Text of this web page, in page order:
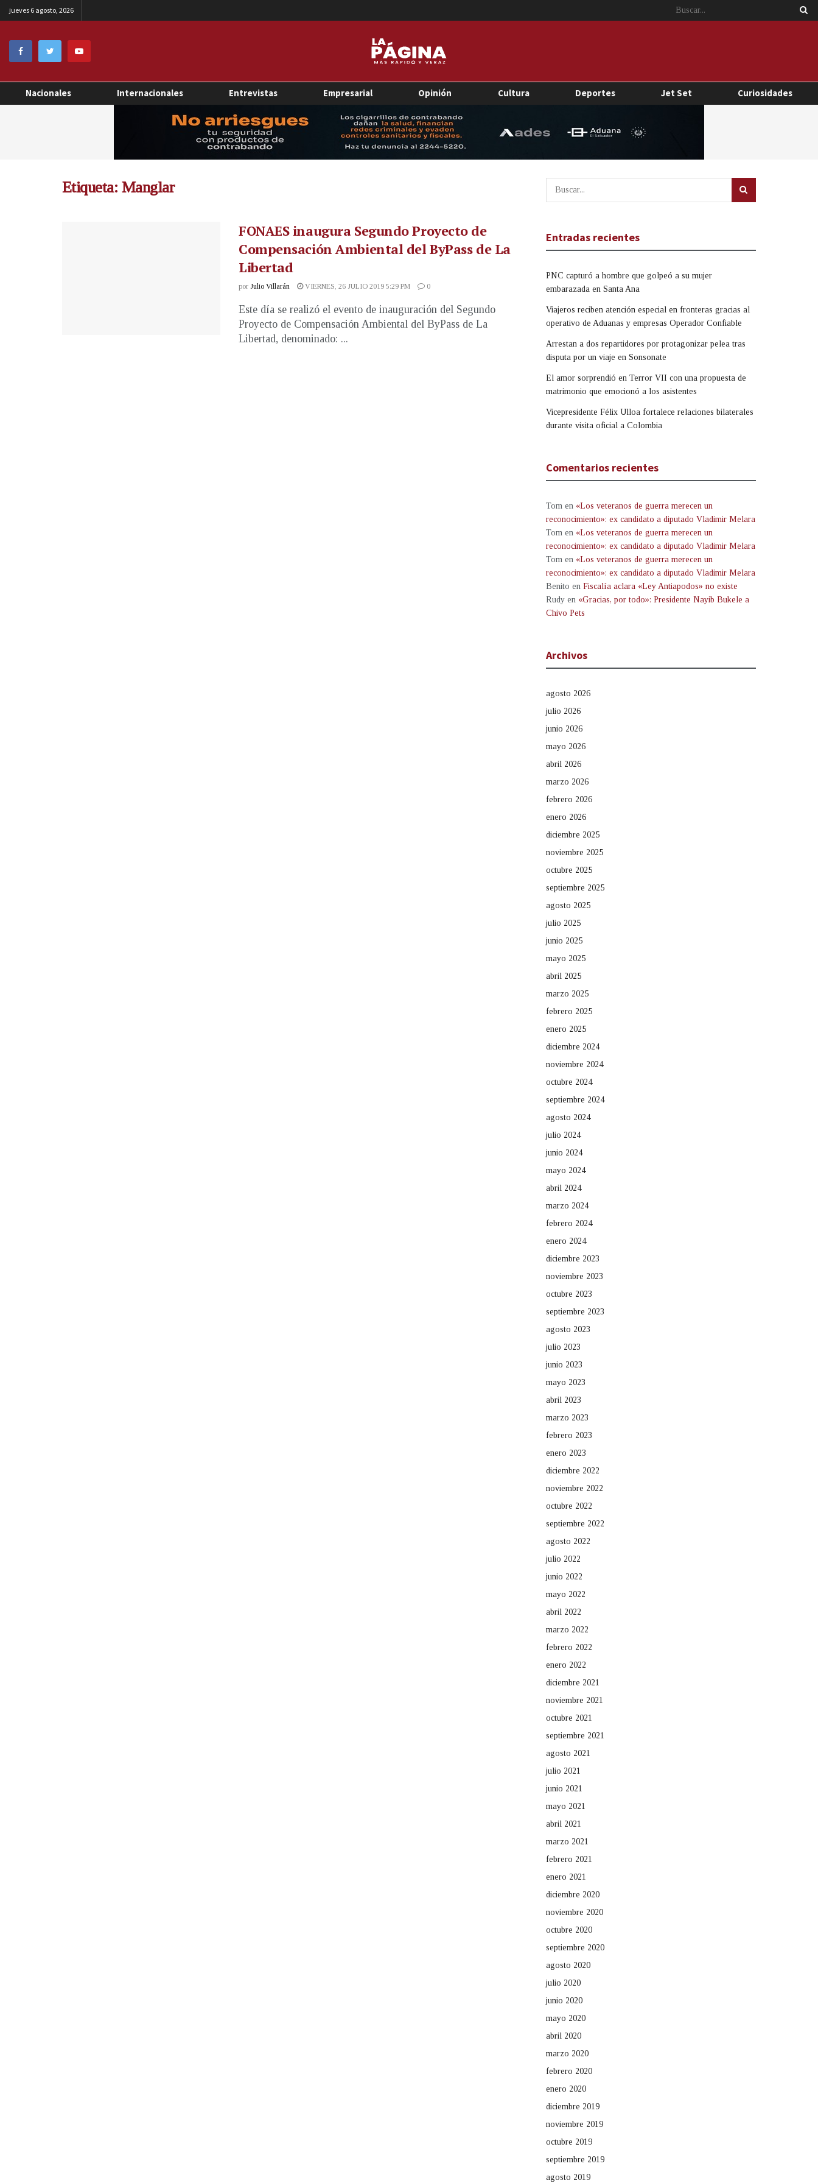
jueves 6 agosto, 2026
Nacionales Internacionales Entrevistas Empresarial Opinión Cultura Deportes Jet Set Curiosidades
Etiqueta: Manglar
FONAES inaugura Segundo Proyecto de
Compensación Ambiental del ByPass de La
Libertad
por Julio Villarán VIERNES, 26 JULIO 2019 5:29 PM 0
Este día se realizó el evento de inauguración del Segundo
Proyecto de Compensación Ambiental del ByPass de La
Libertad, denominado: ...
Entradas recientes
PNC capturó a hombre que golpeó a su mujer
embarazada en Santa Ana
Viajeros reciben atención especial en fronteras gracias al
operativo de Aduanas y empresas Operador Confiable
Arrestan a dos repartidores por protagonizar pelea tras
disputa por un viaje en Sonsonate
El amor sorprendió en Terror VII con una propuesta de
matrimonio que emocionó a los asistentes
Vicepresidente Félix Ulloa fortalece relaciones bilaterales
durante visita oficial a Colombia
Comentarios recientes
Tom en «Los veteranos de guerra merecen un
reconocimiento»: ex candidato a diputado Vladimir Melara
Tom en «Los veteranos de guerra merecen un
reconocimiento»: ex candidato a diputado Vladimir Melara
Tom en «Los veteranos de guerra merecen un
reconocimiento»: ex candidato a diputado Vladimir Melara
Benito en Fiscalía aclara «Ley Antiapodos» no existe
Rudy en «Gracias, por todo»: Presidente Nayib Bukele a
Chivo Pets
Archivos
agosto 2026
julio 2026
junio 2026
mayo 2026
abril 2026
marzo 2026
febrero 2026
enero 2026
diciembre 2025
noviembre 2025
octubre 2025
septiembre 2025
agosto 2025
julio 2025
junio 2025
mayo 2025
abril 2025
marzo 2025
febrero 2025
enero 2025
diciembre 2024
noviembre 2024
octubre 2024
septiembre 2024
agosto 2024
julio 2024
junio 2024
mayo 2024
abril 2024
marzo 2024
febrero 2024
enero 2024
diciembre 2023
noviembre 2023
octubre 2023
septiembre 2023
agosto 2023
julio 2023
junio 2023
mayo 2023
abril 2023
marzo 2023
febrero 2023
enero 2023
diciembre 2022
noviembre 2022
octubre 2022
septiembre 2022
agosto 2022
julio 2022
junio 2022
mayo 2022
abril 2022
marzo 2022
febrero 2022
enero 2022
diciembre 2021
noviembre 2021
octubre 2021
septiembre 2021
agosto 2021
julio 2021
junio 2021
mayo 2021
abril 2021
marzo 2021
febrero 2021
enero 2021
diciembre 2020
noviembre 2020
octubre 2020
septiembre 2020
agosto 2020
julio 2020
junio 2020
mayo 2020
abril 2020
marzo 2020
febrero 2020
enero 2020
diciembre 2019
noviembre 2019
octubre 2019
septiembre 2019
agosto 2019